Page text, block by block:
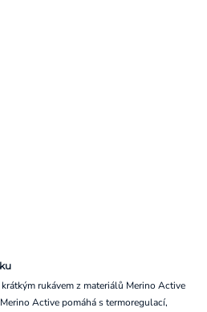
rukávem z materiálů Merino Active
Active pomáhá s termoregulací,